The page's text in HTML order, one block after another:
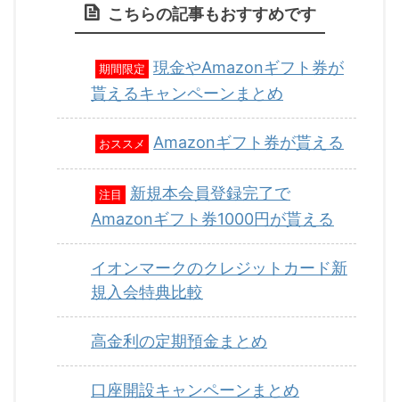
こちらの記事もおすすめです
期間限定
現金やAmazonギフト券が
貰えるキャンペーンまとめ
おススメ Amazonギフト券が貰える
注目
新規本会員登録完了で
Amazonギフト券1000円が貰える
イオンマークのクレジットカード新
規入会特典比較
高金利の定期預金まとめ
口座開設キャンペーンまとめ